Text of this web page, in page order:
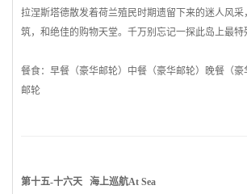
拉涅斯塔德散发着荷兰殖民时期遗留下来的迷人风
筑，和绝佳的购物天堂。千万别忘记一探此岛上最特
餐食：早餐（豪华邮轮）中餐（豪华邮轮）晚餐（
邮轮
第十五-十六天 海上巡航At Sea